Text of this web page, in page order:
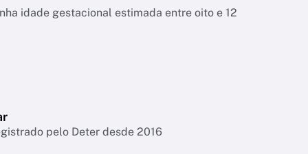
idade gestacional estimada entre oito e 12
pelo Deter desde 2016